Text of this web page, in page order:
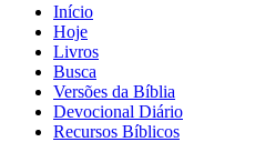
Início
Hoje
Livros
Busca
Versões da Bíblia
Devocional Diário
Recursos Bíblicos